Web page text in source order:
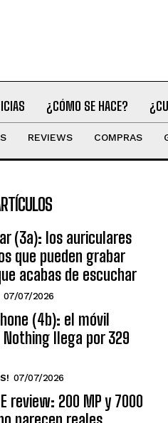
¿CÓMO SE HACE?
REVIEWS COMPRAS
(3a): los auriculares
que pueden grabar
acabas de escuchar
07/07/2026
(4b): el móvil
llega por 329
07/07/2026
review: 200 MP y 7000